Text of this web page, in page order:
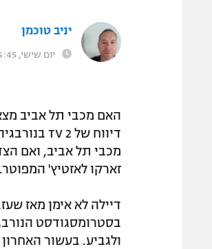
יניב טוכמן
יום שישי, 16:45, 30.01.26
האם מכבי תל אביב
מכבי תל אביב, ואם
זארקו לאזטיץ' המפוטר.
בסטרומסגודסט
ולגביע. בעשור